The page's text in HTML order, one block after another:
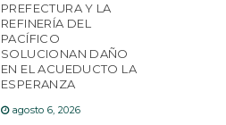
PREFECTURA Y LA
REFINERÍA DEL
PACÍFICO
SOLUCIONAN DAÑO
EN EL ACUEDUCTO LA
ESPERANZA
agosto 6, 2026